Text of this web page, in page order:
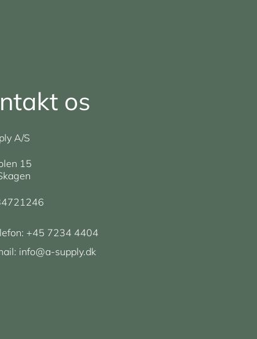
os
A/S
15
+45 7234 4404
info@a-supply.dk